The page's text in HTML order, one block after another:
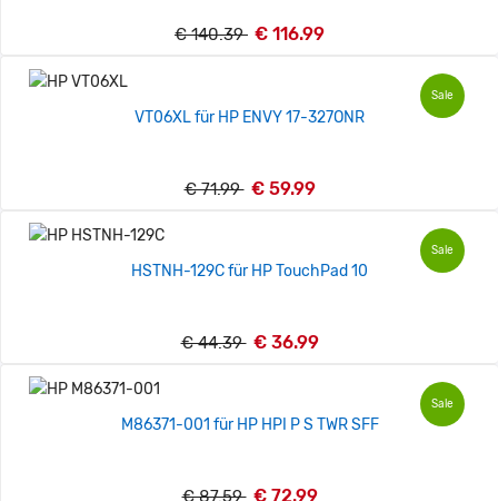
€ 140.39 € 116.99
Sale
VT06XL für HP ENVY 17-327ONR
€ 71.99 € 59.99
Sale
HSTNH-129C für HP TouchPad 10
€ 44.39 € 36.99
Sale
M86371-001 für HP HPI P S TWR SFF
€ 87.59 € 72.99